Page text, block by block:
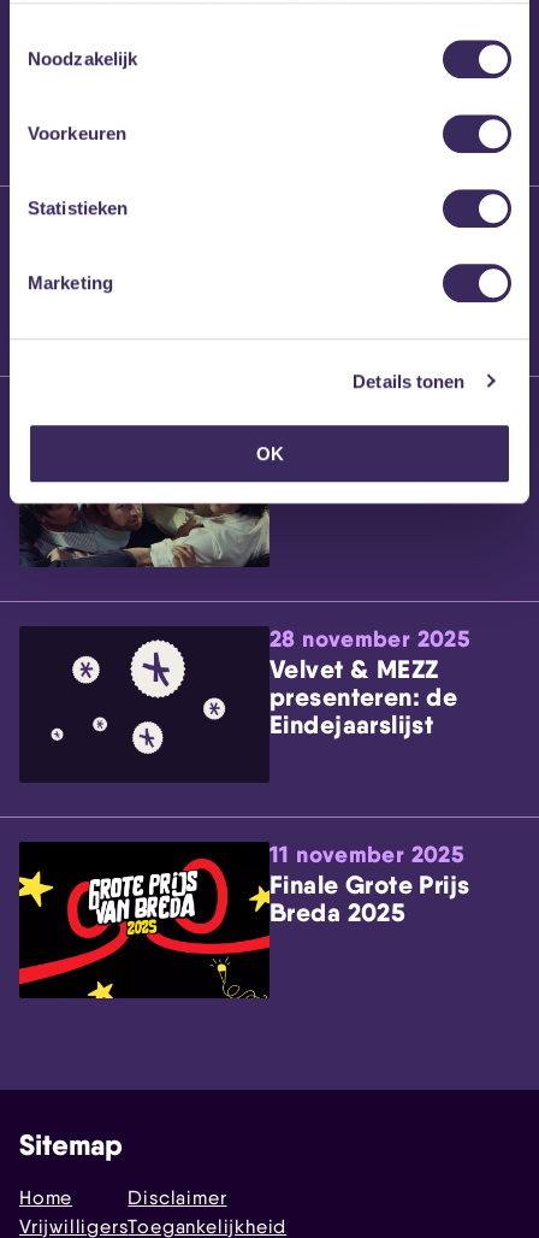
Noodzakelijk
Voorkeuren
Statistieken
Marketing
Details tonen
OK
Brennt Vanneste
Willem’s Blog: Ão
28 november 2025
Velvet & MEZZ
presenteren: de
Eindejaarslijst
11 november 2025
Finale Grote Prijs
Breda 2025
Sitemap
Home
Vrijwilligers
Disclaimer
Toegankelijkheid